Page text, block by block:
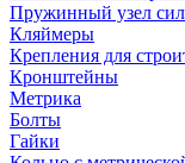
Пружинный узел
Кляймеры
Крепления для
Кронштейны
Метрика
Болты
Гайки